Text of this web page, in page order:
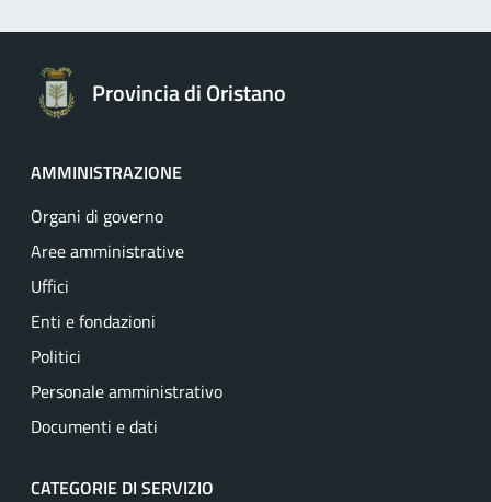
Provincia di Oristano
AMMINISTRAZIONE
Organi di governo
Aree amministrative
Uffici
Enti e fondazioni
Politici
Personale amministrativo
Documenti e dati
CATEGORIE DI SERVIZIO